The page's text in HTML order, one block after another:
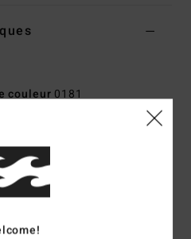
couleur0181
technologie : matière Recycler
bouteilles en plastique